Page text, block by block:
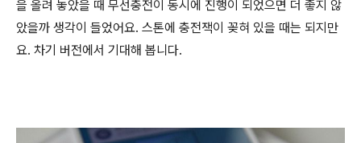
을 올려 놓았을 때 무선충전이 동시에 진행이 되었으면 더 좋지 않
았을까 생각이 들었어요. 스톤에 충전잭이 꽂혀 있을 때는 되지만
요. 차기 버전에서 기대해 봅니다.